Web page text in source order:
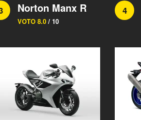
Norton Manx R
VOTO 8.0 / 10
4